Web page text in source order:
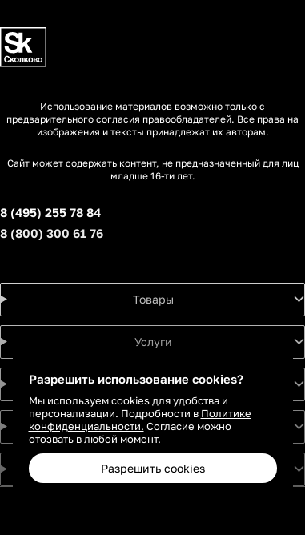
Использование материалов возможно только с
предварительного согласия правообладателей. Все права на
изображения и тексты принадлежат их авторам.
Сайт может содержать контент, не предназначенный для лиц
младше 16-ти лет.
8 (495) 255 78 84
8 (800) 300 61 76
Товары
Услуги
Идеи
О проекте
Для партнеров
Разрешить использование cookies?
Мы используем cookies для удобства и
персонализации. Подробности в Политике
конфиденциальности. Согласие можно
отозвать в любой момент.
Разрешить cookies